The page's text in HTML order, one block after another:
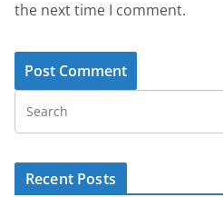
the next time I comment.
Recent Posts